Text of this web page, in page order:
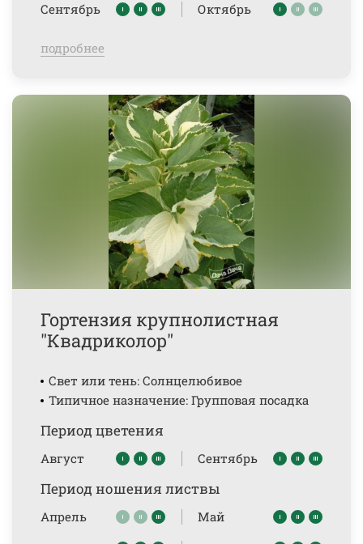
Сентябрь
Октябрь
подробнее
Гортензия крупнолистная
"Квадриколор"
Свет или тень: Солнцелюбивое
Типичное назначение: Групповая посадка
Период цветения
Август Сентябрь
Период ношения листвы
Апрель
Май